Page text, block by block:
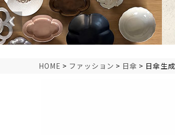
HOME ファッション 日傘 日傘生